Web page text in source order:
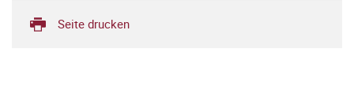
Seite drucken